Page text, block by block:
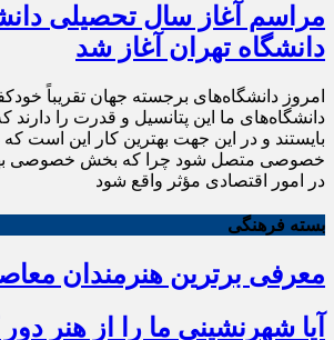
مراسم آغاز سال تحصیلی
دانشگاه تهران آغاز شد
امروز دانشگاه‌های برجسته جهان تقریباً
دانشگاه‌های ما این پتانسیل و قدرت را دارند
بایستند و در این جهت بهترین کار این است
خصوصی متصل شود چرا که بخش خصوصی
در امور اقتصادی مؤثر واقع شود
بسته فرهنگی
معرفی برترین هنرمندان
آیا شهرنشینی ما را از هنر